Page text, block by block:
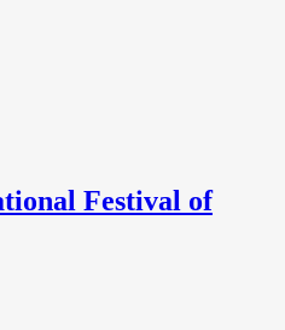
Festival of